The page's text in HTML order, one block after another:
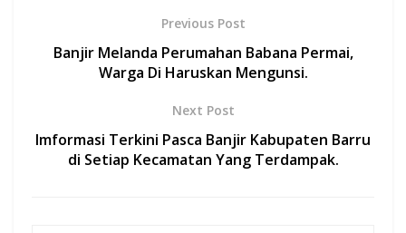
o A
p
er l
Previous Post
Banjir Melanda Perumahan Babana Permai,
Warga Di Haruskan Mengunsi.
Next Post
Imformasi Terkini Pasca Banjir Kabupaten Barru
di Setiap Kecamatan Yang Terdampak.